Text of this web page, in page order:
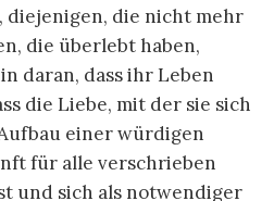
diejenigen, die nicht mehr
die überlebt haben,
daran, dass ihr Leben
die Liebe, mit der sie sich
einer würdigen
für alle verschrieben
und sich als notwendiger